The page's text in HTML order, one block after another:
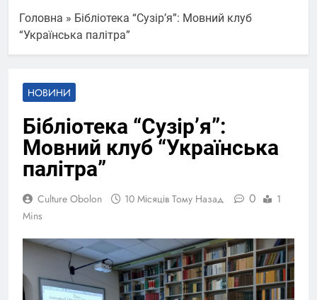
Головна » Бібліотека “Сузірʼя”: Мовний клуб
“Українська палітра”
НОВИНИ
Бібліотека “Сузірʼя”:
Мовний клуб “Українська
палітра”
Culture Obolon 10 Місяців Тому Назад 0
1
Mins